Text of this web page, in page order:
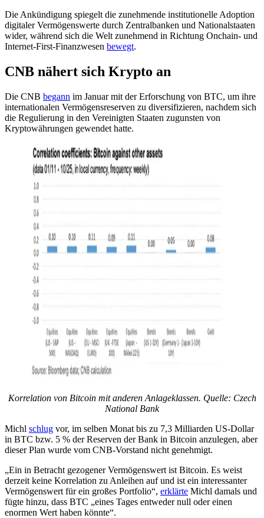
Die Ankündigung spiegelt die zunehmende institutionelle Adoption
digitaler Vermögenswerte durch Zentralbanken und Nationalstaaten
wider, während sich die Welt zunehmend in Richtung Onchain- und
Internet-First-Finanzwesen bewegt.
CNB nähert sich Krypto an
Die CNB begann im Januar mit der Erforschung von BTC, um ihre
internationalen Vermögensreserven zu diversifizieren, nachdem sich
die Regulierung in den Vereinigten Staaten zugunsten von
Kryptowährungen gewendet hatte.
Korrelation von Bitcoin mit anderen Anlageklassen. Quelle: Czech
National Bank
Michl schlug vor, im selben Monat bis zu 7,3 Milliarden US-Dollar
in BTC bzw. 5 % der Reserven der Bank in Bitcoin anzulegen, aber
dieser Plan wurde vom CNB-Vorstand nicht genehmigt.
„Ein in Betracht gezogener Vermögenswert ist Bitcoin. Es weist
derzeit keine Korrelation zu Anleihen auf und ist ein interessanter
Vermögenswert für ein großes Portfolio“, erklärte Michl damals und
fügte hinzu, dass BTC „eines Tages entweder null oder einen
enormen Wert haben könnte“.